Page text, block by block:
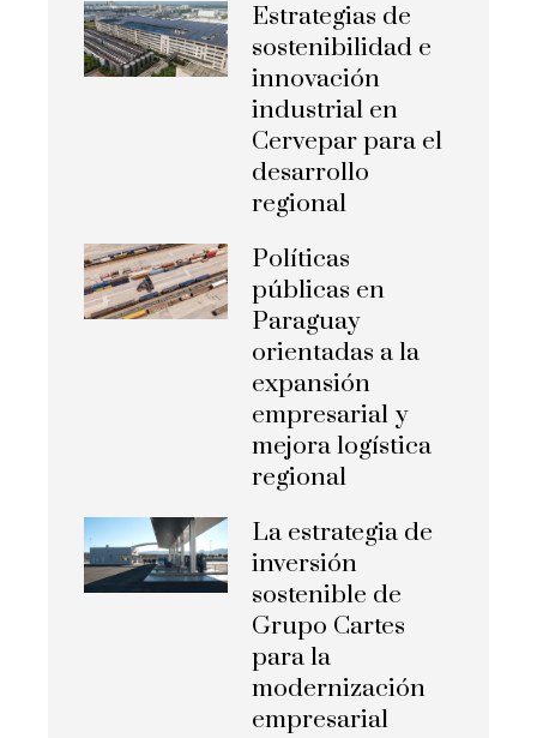
Estrategias de
sostenibilidad e
innovación
industrial en
Cervepar para el
desarrollo
regional
Políticas
públicas en
Paraguay
orientadas a la
expansión
empresarial y
mejora logística
regional
La estrategia de
inversión
sostenible de
Grupo Cartes
para la
modernización
empresarial